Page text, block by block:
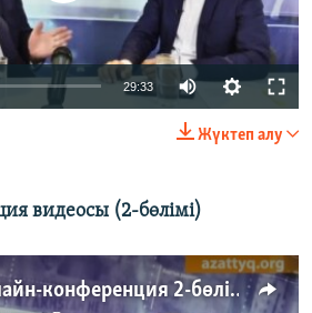
29:33
Жүктеп алу
видеосы (2-бөлімі)
Шахановпен онлайн-конференция 2-бөлім